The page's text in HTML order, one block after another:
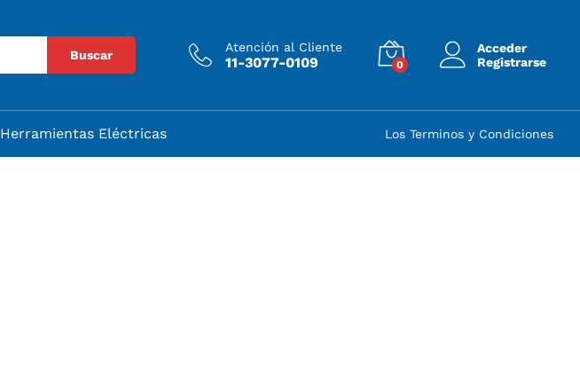
Buscar
Atención al Cliente
11-3077-0109 0
Acceder
Registrarse
Herramientas Eléctricas Los Terminos y Condiciones